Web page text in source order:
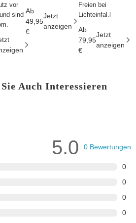
vor
sind Ab
49,95
€
Jetzt
anzeigen
Freien bei
Lichteinfal.l
Ab
79,95
€
Jetzt
anzeigen
Auch Interessieren
0
0
0
0
5.0 0 Bewertungen